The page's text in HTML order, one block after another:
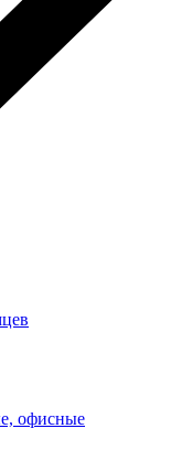
офисные